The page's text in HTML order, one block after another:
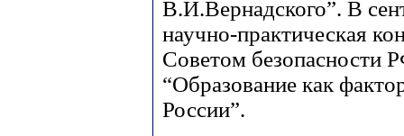
В.И.Вернадского”. В
научно-практическая
Советом безопасности
“Образование как
России”.